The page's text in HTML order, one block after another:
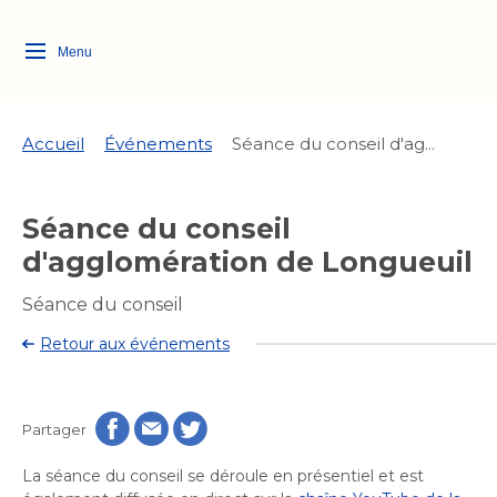
Menu
Ville
lien
l'accueil
Ma ville, ma propriété
Aménagement et urbanisme
Aménagement et urbanisme
Rôle d'évaluation
Loisirs et culture
Arts et culture
Bibliothèques
Développement social
Développement social
Services de proximité
Déneigement
Déneigement
Eau
Eau
Transition socioécologique
et mobilité
Quoi faire à Longueuil
Activités artistiques et
culturelles
Accueil Événements Séance du conseil d'ag...
Séance du conseil
d'agglomération de Longueuil
Séance du conseil
Retour aux événements
Partager
La séance du conseil se déroule en présentiel et est